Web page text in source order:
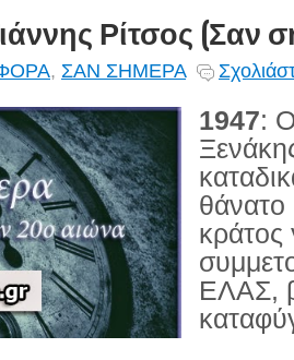
Ρίτσος (Σαν
, ΣΑΝ ΣΗΜΕΡΑ
1947:
θάνατο
κράτος
ΕΛΑΣ,